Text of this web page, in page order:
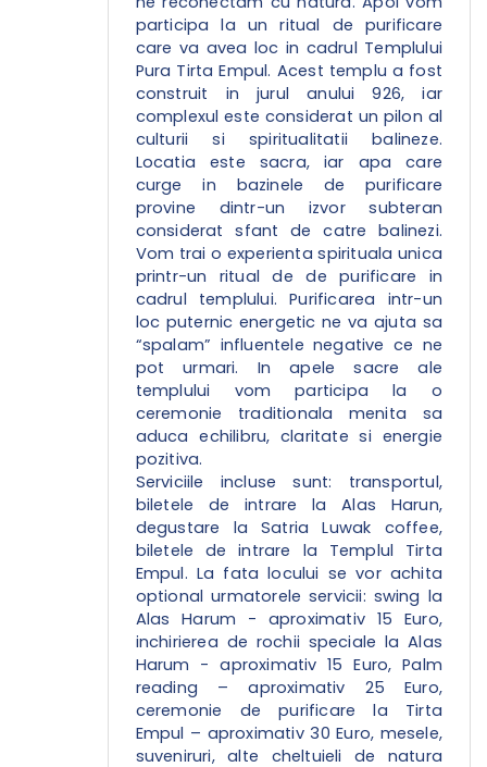
participa la un ritual de purificare
care va avea loc in cadrul Templului
Pura Tirta Empul. Acest templu a fost
construit in jurul anului 926, iar
complexul este considerat un pilon al
culturii si spiritualitatii balineze.
Locatia este sacra, iar apa care
curge in bazinele de purificare
provine dintr-un izvor subteran
considerat sfant de catre balinezi.
Vom trai o experienta spirituala unica
printr-un ritual de de purificare in
cadrul templului. Purificarea intr-un
loc puternic energetic ne va ajuta sa
“spalam” influentele negative ce ne
pot urmari. In apele sacre ale
templului vom participa la o
ceremonie traditionala menita sa
aduca echilibru, claritate si energie
pozitiva.
Serviciile incluse sunt: transportul,
biletele de intrare la Alas Harun,
degustare la Satria Luwak coffee,
biletele de intrare la Templul Tirta
Empul. La fata locului se vor achita
optional urmatorele servicii: swing la
Alas Harum - aproximativ 15 Euro,
inchirierea de rochii speciale la Alas
Harum - aproximativ 15 Euro, Palm
reading – aproximativ 25 Euro,
ceremonie de purificare la Tirta
Empul – aproximativ 30 Euro, mesele,
suveniruri, alte cheltuieli de natura